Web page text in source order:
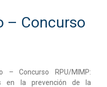
– Concurso
– Concurso RPU/MIMP:
en la prevención de la